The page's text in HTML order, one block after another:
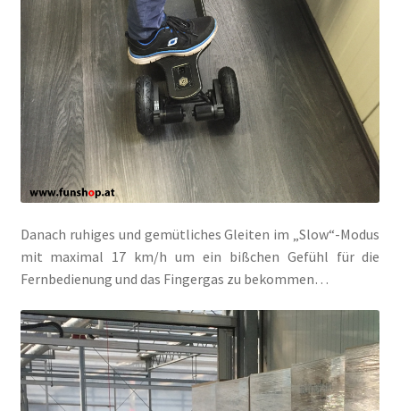
Danach ruhiges und gemütliches Gleiten im „Slow“-Modus
mit maximal 17 km/h um ein bißchen Gefühl für die
Fernbedienung und das Fingergas zu bekommen…